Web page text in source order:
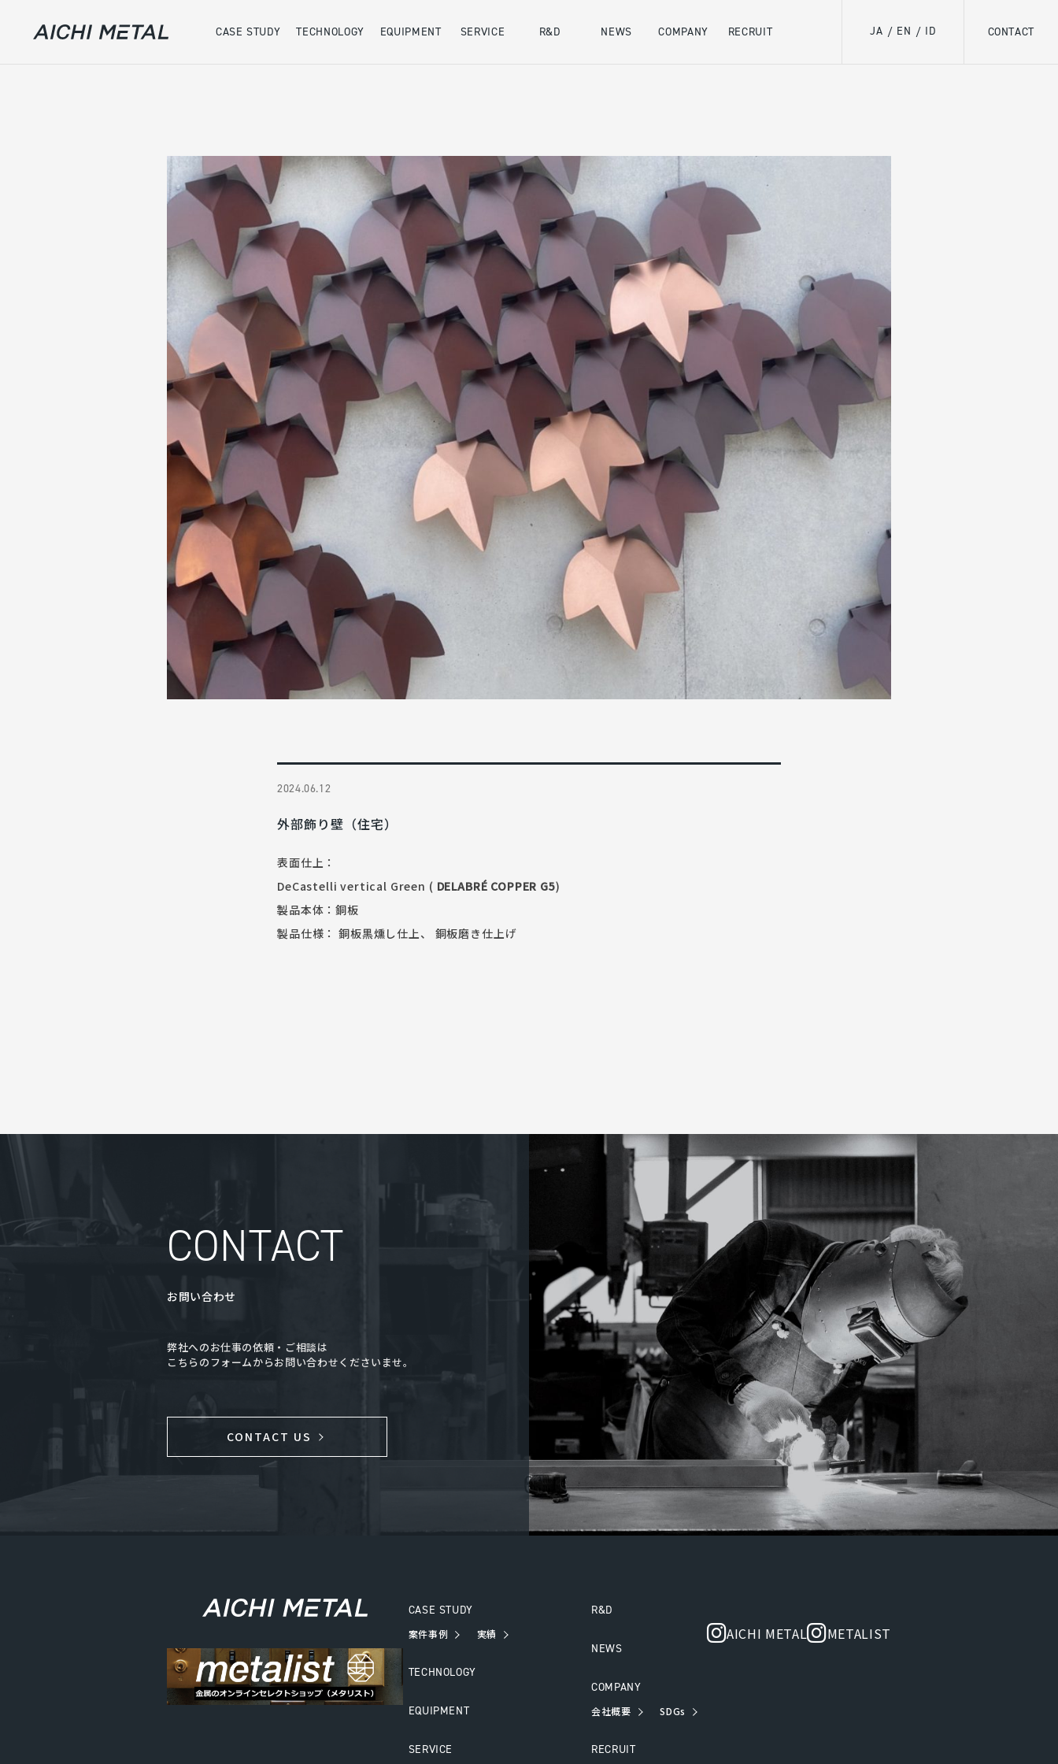
CASE STUDY TECHNOLOGY EQUIPMENT SERVICE R&D NEWS COMPANY RECRUIT JA / EN / ID CONTACT
2024.06.12
外部飾り壁（住宅）
表面仕上：
DeCastelli vertical Green ( DELABRÉ COPPER G5)
製品本体：銅板
製品仕様： 銅板黒燻し仕上、 銅板磨き仕上げ
CONTACT
お問い合わせ
弊社へのお仕事の依頼・ご相談は
こちらのフォームからお問い合わせくださいませ。
CONTACT US
CASE STUDY
案件事例 実績
TECHNOLOGY
EQUIPMENT
SERVICE
R&D
NEWS
COMPANY
会社概要 SDGs
RECRUIT
AICHI METAL METALIST